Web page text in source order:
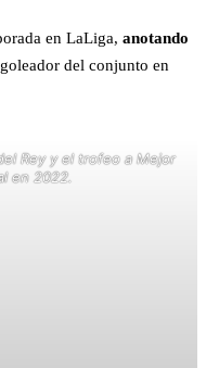
en LaLiga, anotando
del conjunto en
Rey y el trofeo a Mejor
en 2022.